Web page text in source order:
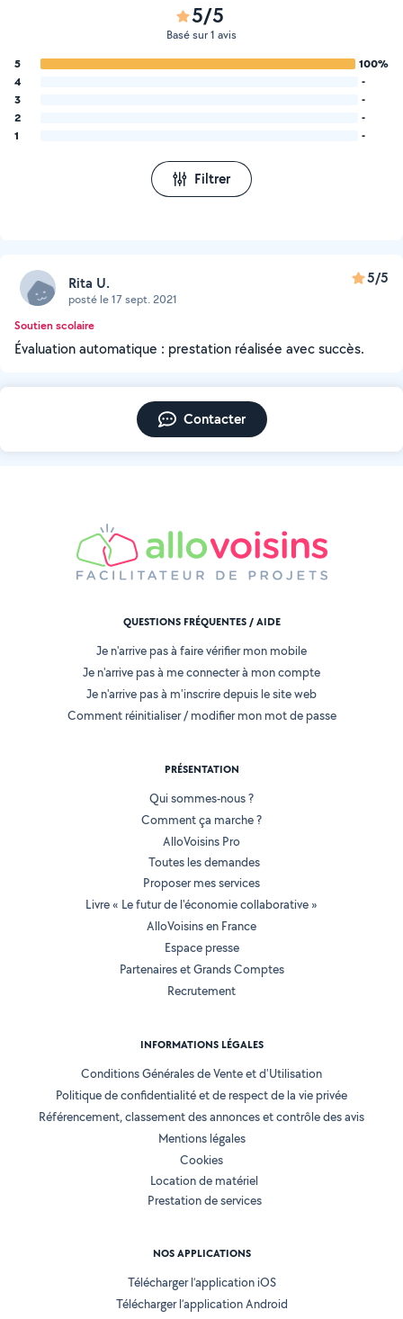
5/5
Basé sur 1 avis
5
100%
4
-
3
-
2
-
1
-
Filtrer
Rita U.
posté le 17 sept. 2021
5/5
Soutien scolaire
Évaluation automatique : prestation réalisée avec succès.
Contacter
QUESTIONS FRÉQUENTES / AIDE
Je n'arrive pas à faire vérifier mon mobile
Je n'arrive pas à me connecter à mon compte
Je n'arrive pas à m'inscrire depuis le site web
Comment réinitialiser / modifier mon mot de passe
PRÉSENTATION
Qui sommes-nous ?
Comment ça marche ?
AlloVoisins Pro
Toutes les demandes
Proposer mes services
Livre « Le futur de l'économie collaborative »
AlloVoisins en France
Espace presse
Partenaires et Grands Comptes
Recrutement
INFORMATIONS LÉGALES
Conditions Générales de Vente et d'Utilisation
Politique de confidentialité et de respect de la vie privée
Référencement, classement des annonces et contrôle des avis
Mentions légales
Cookies
Location de matériel
Prestation de services
NOS APPLICATIONS
Télécharger l’application iOS
Télécharger l’application Android